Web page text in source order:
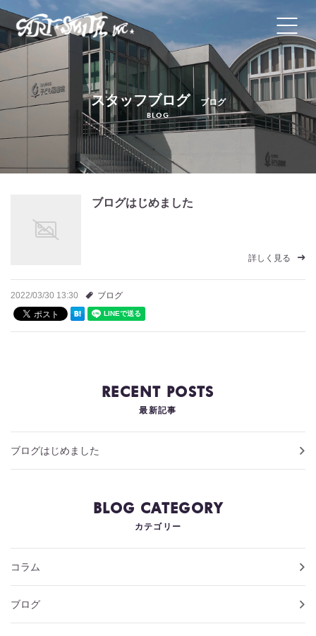
コンセプト
よくあるご質問
プライバシーポリシー
お問い合わせ
スタッフブログ
スタッフブログ ブログ
BLOG
ブログはじめました
詳しく見る
2022/03/30 13:30 ブログ
RECENT POSTS
最新記事
ブログはじめました
BLOG CATEGORY
カテゴリー
コラム
ブログ